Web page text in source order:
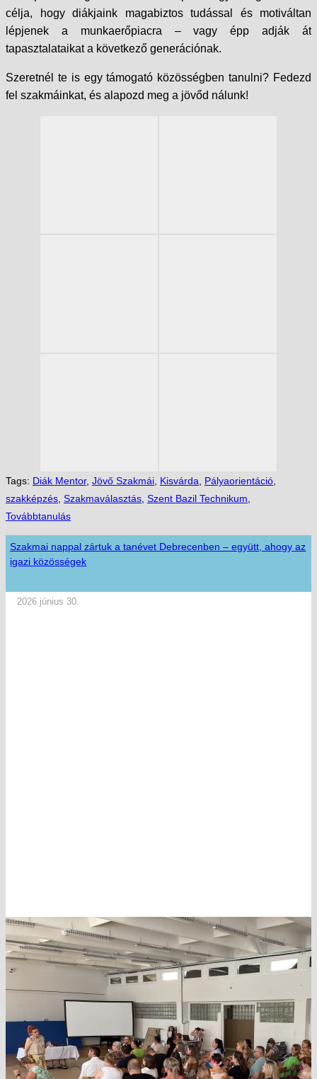
célja, hogy diákjaink magabiztos tudással és motiváltan
lépjenek a munkaerőpiacra – vagy épp adják át
tapasztalataikat a következő generációnak.
Szeretnél te is egy támogató közösségben tanulni? Fedezd
fel szakmáinkat, és alapozd meg a jövőd nálunk!
Tags: Diák Mentor, Jövő Szakmái Kisvárda Pályaorientáció
szakképzés Szakmaválasztás Szent Bazil Technikum
Továbbtanulás
Szakmai nappal zártuk a tanévet Debrecenben – együtt, ahogy az
igazi közösségek
2026 június 30.